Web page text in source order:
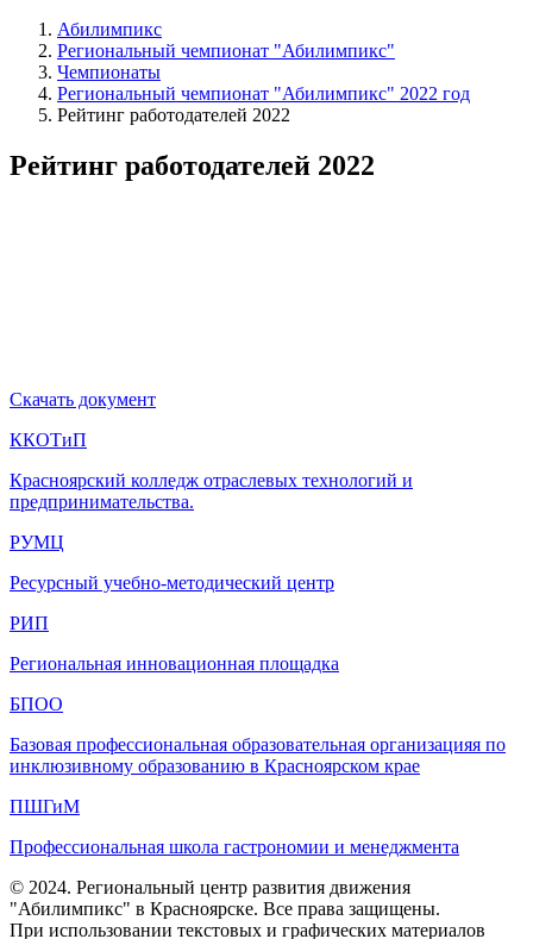
Абилимпикс
Региональный чемпионат "Абилимпикс"
Чемпионаты
Региональный чемпионат "Абилимпикс" 2022 год
Рейтинг работодателей 2022
Рейтинг работодателей 2022
Скачать документ
ККОТиП
Красноярский колледж отраслевых технологий и
предпринимательства.
РУМЦ
Ресурсный учебно-методический центр
РИП
Региональная инновационная площадка
БПОО
Базовая профессиональная образовательная организацияя по
инклюзивному образованию в Красноярском крае
ПШГиМ
Профессиональная школа гастрономии и менеджмента
© 2024. Региональный центр развития движения
"Абилимпикс" в Красноярске. Все права защищены.
При использовании текстовых и графических материалов